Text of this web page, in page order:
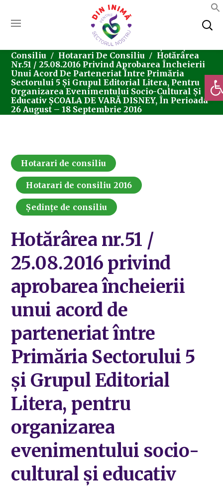
Consiliul Local Sector 5
Consiliu
Hotarari De Consiliu
Hotărârea
Nr.51 / 25.08.2016 Privind Aprobarea Încheierii
Unui Acord De Parteneriat Între Primăria
Sectorului 5 Și Grupul Editorial Litera, Pentru
Organizarea Evenimentului Socio-Cultural Și
Educativ ŞCOALA DE VARĂ DISNEY, În Perioada
26 August – 18 Septembrie 2016
Hotarari de consiliu
Hotarari de consiliu 2016
Ședințe de consiliu
Hotărârea nr.51 /
25.08.2016 privind
aprobarea încheierii
unui acord de
parteneriat între
Primăria Sectorului 5
și Grupul Editorial
Litera, pentru
organizarea
evenimentului socio-
cultural și educativ